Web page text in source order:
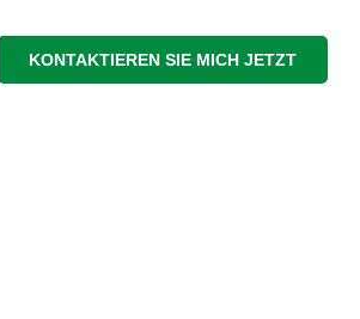
KONTAKTIEREN SIE MICH JETZT